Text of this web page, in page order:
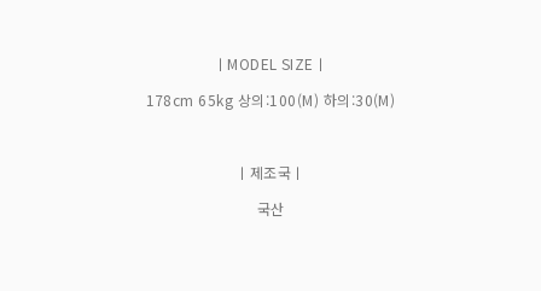
ㅣMODEL SIZEㅣ
178cm 65kg 상의:100(M) 하의:30(M)
ㅣ제조국ㅣ
국산